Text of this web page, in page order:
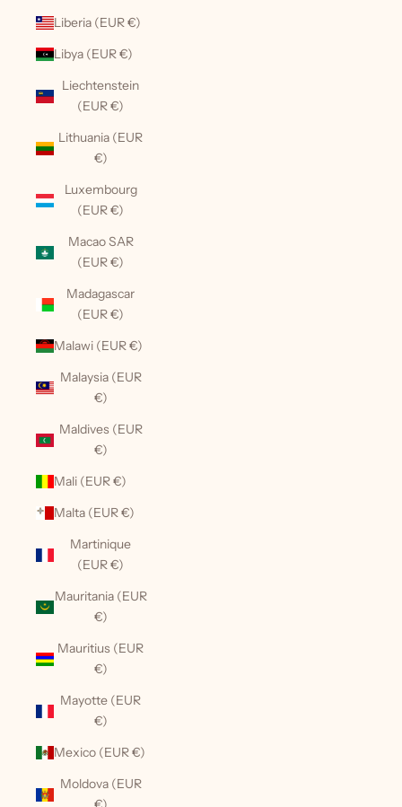
Liberia (EUR €)
Libya (EUR €)
Liechtenstein
(EUR €)
Lithuania (EUR
€)
Luxembourg
(EUR €)
Macao SAR
(EUR €)
Madagascar
(EUR €)
Malawi (EUR €)
Malaysia (EUR
€)
Maldives (EUR
€)
Mali (EUR €)
Malta (EUR €)
Martinique
(EUR €)
Mauritania (EUR
€)
Mauritius (EUR
€)
Mayotte (EUR
€)
Mexico (EUR €)
Moldova (EUR